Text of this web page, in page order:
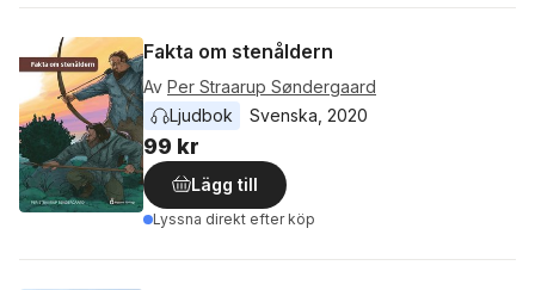
Fakta om stenåldern
Av Per Straarup Søndergaard
Ljudbok
Svenska 2020
99 kr
Lägg till
Lyssna direkt efter köp